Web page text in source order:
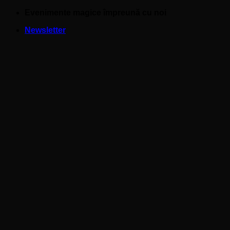
contentNewsletter